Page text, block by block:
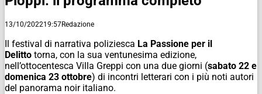
13/10/202219:57Redazione
Il festival di narrativa poliziesca La Passione per il
Delitto torna, con la sua ventunesima edizione,
nell’ottocentesca Villa Greppi con una due giorni (sabato 22 e
domenica 23 ottobre) di incontri letterari con i più noti autori
del panorama noir italiano.